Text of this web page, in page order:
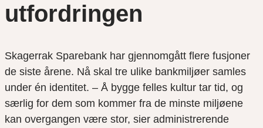
utfordringen
Skagerrak Sparebank har gjennomgått flere fusjoner
de siste årene. Nå skal tre ulike bankmiljøer samles
under én identitet. – Å bygge felles kultur tar tid, og
særlig for dem som kommer fra de minste miljøene
kan overgangen være stor, sier administrerende